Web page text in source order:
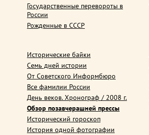
Государственные перевороты в
России
Рожденные в СССР
Исторические байки
Семь дней истории
От Советского Информбюро
Все фамилии России
День веков. Хронограф / 2008 г.
Обзор позавчерашней прессы
Исторический гороскоп
История одной фотографии